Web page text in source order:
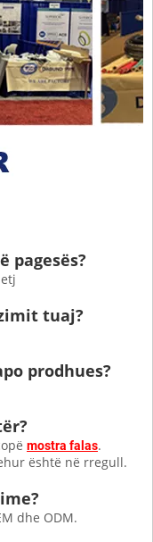
pagesës?
tuaj?
prodhues?
mostra falas.
është në rregull.
dhe ODM.